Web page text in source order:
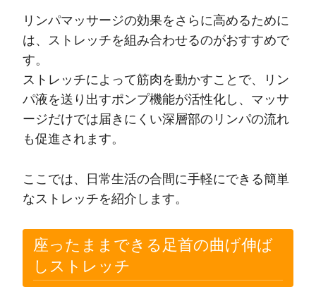
リンパマッサージの効果をさらに高めるために
は、ストレッチを組み合わせるのがおすすめで
す。
ストレッチによって筋肉を動かすことで、リン
パ液を送り出すポンプ機能が活性化し、マッサ
ージだけでは届きにくい深層部のリンパの流れ
も促進されます。
ここでは、日常生活の合間に手軽にできる簡単
なストレッチを紹介します。
座ったままできる足首の曲げ伸ば
しストレッチ